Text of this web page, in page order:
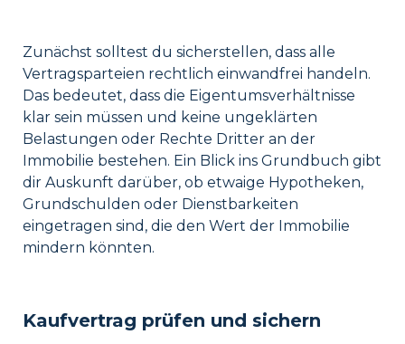
Zunächst solltest du sicherstellen, dass alle
Vertragsparteien rechtlich einwandfrei handeln.
Das bedeutet, dass die Eigentumsverhältnisse
klar sein müssen und keine ungeklärten
Belastungen oder Rechte Dritter an der
Immobilie bestehen. Ein Blick ins Grundbuch gibt
dir Auskunft darüber, ob etwaige Hypotheken,
Grundschulden oder Dienstbarkeiten
eingetragen sind, die den Wert der Immobilie
mindern könnten.
Kaufvertrag prüfen und sichern